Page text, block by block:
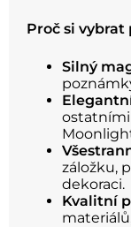
Proč si
Silný
ostatními
záložku,
dekoraci.
Kvalitní